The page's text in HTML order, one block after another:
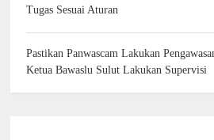
Tugas Sesuai Aturan
Pastikan Panwascam Lakukan
Ketua Bawaslu Sulut Lakukan Supervisi